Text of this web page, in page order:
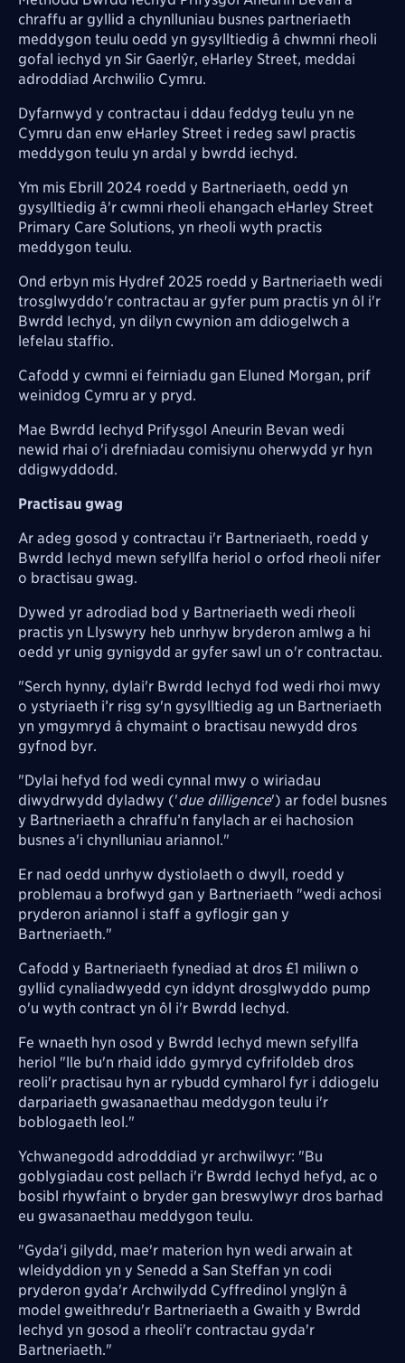
chraffu ar gyllid a chynlluniau busnes partneriaeth
meddygon teulu oedd yn gysylltiedig â chwmni rheoli
gofal iechyd yn Sir Gaerlŷr, eHarley Street, meddai
adroddiad Archwilio Cymru.
Dyfarnwyd y contractau i ddau feddyg teulu yn ne
Cymru dan enw eHarley Street i redeg sawl practis
meddygon teulu yn ardal y bwrdd iechyd.
Ym mis Ebrill 2024 roedd y Bartneriaeth, oedd yn
gysylltiedig â'r cwmni rheoli ehangach eHarley Street
Primary Care Solutions, yn rheoli wyth practis
meddygon teulu.
Ond erbyn mis Hydref 2025 roedd y Bartneriaeth wedi
trosglwyddo'r contractau ar gyfer pum practis yn ôl i'r
Bwrdd Iechyd, yn dilyn cwynion am ddiogelwch a
lefelau staffio.
Cafodd y cwmni ei feirniadu gan Eluned Morgan, prif
weinidog Cymru ar y pryd.
Mae Bwrdd Iechyd Prifysgol Aneurin Bevan wedi
newid rhai o'i drefniadau comisiynu oherwydd yr hyn
ddigwyddodd.
Practisau gwag
Ar adeg gosod y contractau i'r Bartneriaeth, roedd y
Bwrdd Iechyd mewn sefyllfa heriol o orfod rheoli nifer
o bractisau gwag.
Dywed yr adrodiad bod y Bartneriaeth wedi rheoli
practis yn Llyswyry heb unrhyw bryderon amlwg a hi
oedd yr unig gynigydd ar gyfer sawl un o'r contractau.
"Serch hynny, dylai'r Bwrdd Iechyd fod wedi rhoi mwy
o ystyriaeth i’r risg sy'n gysylltiedig ag un Bartneriaeth
yn ymgymryd â chymaint o bractisau newydd dros
gyfnod byr.
"Dylai hefyd fod wedi cynnal mwy o wiriadau
diwydrwydd dyladwy ('due dilligence') ar fodel busnes
y Bartneriaeth a chraffu’n fanylach ar ei hachosion
busnes a'i chynlluniau ariannol."
Er nad oedd unrhyw dystiolaeth o dwyll, roedd y
problemau a brofwyd gan y Bartneriaeth "wedi achosi
pryderon ariannol i staff a gyflogir gan y
Bartneriaeth."
Cafodd y Bartneriaeth fynediad at dros £1 miliwn o
gyllid cynaliadwyedd cyn iddynt drosglwyddo pump
o'u wyth contract yn ôl i'r Bwrdd Iechyd.
Fe wnaeth hyn osod y Bwrdd Iechyd mewn sefyllfa
heriol "lle bu'n rhaid iddo gymryd cyfrifoldeb dros
reoli'r practisau hyn ar rybudd cymharol fyr i ddiogelu
darpariaeth gwasanaethau meddygon teulu i'r
boblogaeth leol."
Ychwanegodd adrodddiad yr archwilwyr: "Bu
goblygiadau cost pellach i'r Bwrdd Iechyd hefyd, ac o
bosibl rhywfaint o bryder gan breswylwyr dros barhad
eu gwasanaethau meddygon teulu.
"Gyda'i gilydd, mae'r materion hyn wedi arwain at
wleidyddion yn y Senedd a San Steffan yn codi
pryderon gyda'r Archwilydd Cyffredinol ynglŷn â
model gweithredu'r Bartneriaeth a Gwaith y Bwrdd
Iechyd yn gosod a rheoli'r contractau gyda'r
Bartneriaeth."